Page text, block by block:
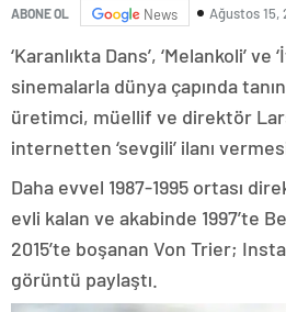
ABONE OL News Ağustos 15,
‘Karanlıkta Dans’, ‘Melankoli’ ve
sinemalarla dünya çapında
üretimci, müellif ve direktör
internetten ‘sevgili’ ilanı
Daha evvel 1987-1995 ortası
evli kalan ve akabinde 1997’te
2015’te boşanan Von Trier;
görüntü paylaştı.